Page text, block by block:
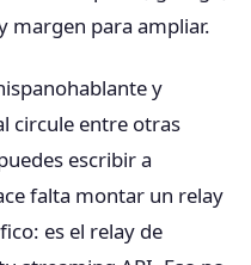
margen para ampliar.
y
circule entre otras
escribir a
falta montar un relay
es el relay de